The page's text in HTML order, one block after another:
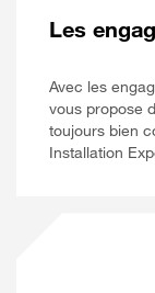
Les
Avec les
vous propose
toujours bien
Installation